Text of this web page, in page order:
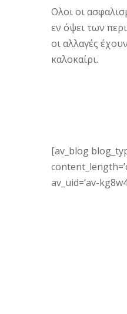
Ολοι οι
εν όψει των
οι αλλαγές
καλοκαίρι.
[av_blog
av_uid=’av-